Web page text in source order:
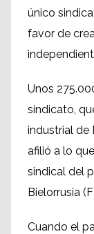
único
favor de
Unos
sindicato,
industrial de
afilió a lo
sindical del
Bielorrusia
Cuando el